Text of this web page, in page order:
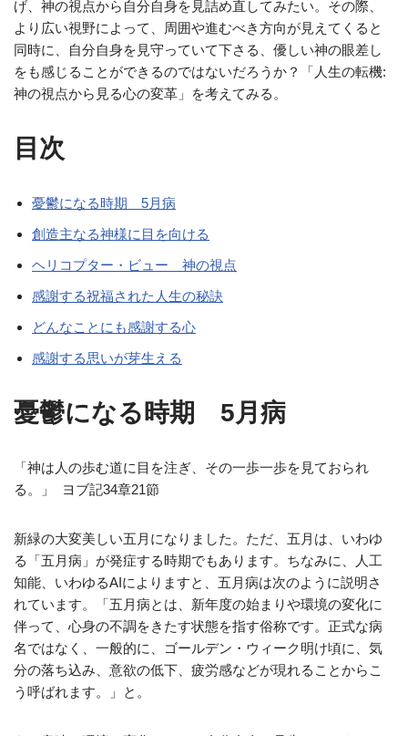
げ、神の視点から自分自身を見詰め直してみたい。その際、
より広い視野によって、周囲や進むべき方向が見えてくると
同時に、自分自身を見守っていて下さる、優しい神の眼差し
をも感じることができるのではないだろうか？「人生の転機:
神の視点から見る心の変革」を考えてみる。
目次
憂鬱になる時期 5月病
創造主なる神様に目を向ける
ヘリコプター・ビュー 神の視点
感謝する祝福された人生の秘訣
どんなことにも感謝する心
感謝する思いが芽生える
憂鬱になる時期 5月病
「神は人の歩む道に目を注ぎ、その一歩一歩を見ておられ
る。」
ヨブ記34章21節
新緑の大変美しい五月になりました。ただ、五月は、いわゆ
る「五月病」が発症する時期でもあります。ちなみに、人工
知能、いわゆるAIによりますと、五月病は次のように説明さ
れています。「五月病とは、新年度の始まりや環境の変化に
伴って、心身の不調をきたす状態を指す俗称です。正式な病
名ではなく、一般的に、ゴールデン・ウィーク明け頃に、気
分の落ち込み、意欲の低下、疲労感などが現れることからこ
う呼ばれます。」と。